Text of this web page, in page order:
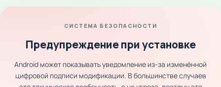
СИСТЕМА БЕЗОПАСНОСТИ
Предупреждение при установке
Android может показывать уведомление из-за изменённой
цифровой подписи модификации. В большинстве случаев